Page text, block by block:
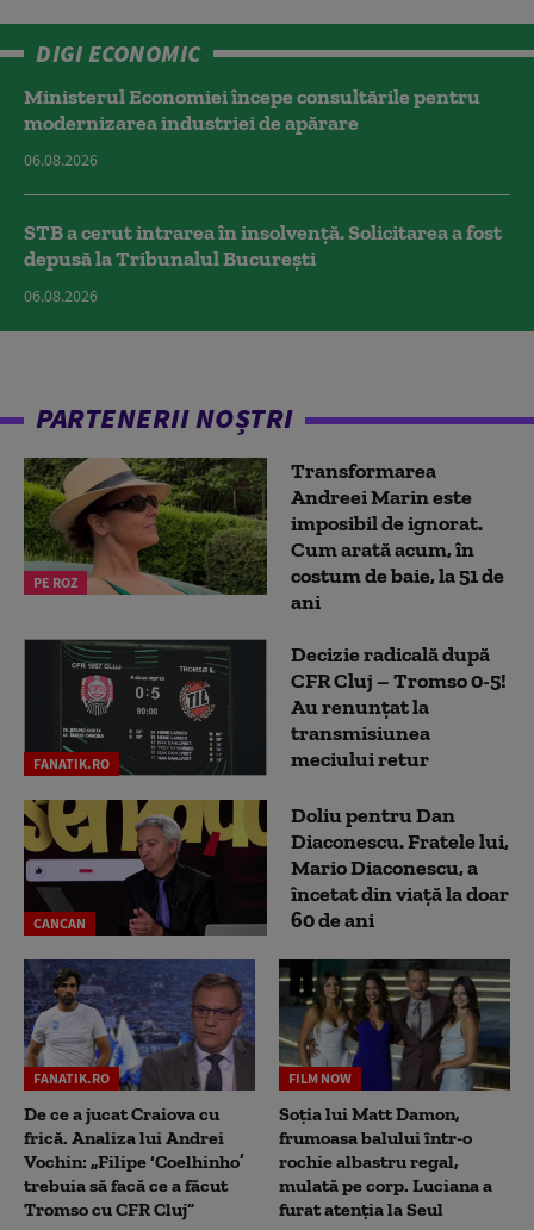
DIGI ECONOMIC
Ministerul Economiei începe consultările pentru
modernizarea industriei de apărare
06.08.2026
STB a cerut intrarea în insolvență. Solicitarea a fost
depusă la Tribunalul București
06.08.2026
PARTENERII NOȘTRI
PE ROZ
Transformarea
Andreei Marin este
imposibil de ignorat.
Cum arată acum, în
costum de baie, la 51 de
ani
FANATIK.RO
Decizie radicală după
CFR Cluj – Tromso 0-5!
Au renunțat la
transmisiunea
meciului retur
CANCAN
Doliu pentru Dan
Diaconescu. Fratele lui,
Mario Diaconescu, a
încetat din viață la doar
60 de ani
FANATIK.RO
De ce a jucat Craiova cu
frică. Analiza lui Andrei
Vochin: „Filipe ‘Coelhinho’
trebuia să facă ce a făcut
Tromso cu CFR Cluj”
FILM NOW
Soția lui Matt Damon,
frumoasa balului într-o
rochie albastru regal,
mulată pe corp. Luciana a
furat atenția la Seul